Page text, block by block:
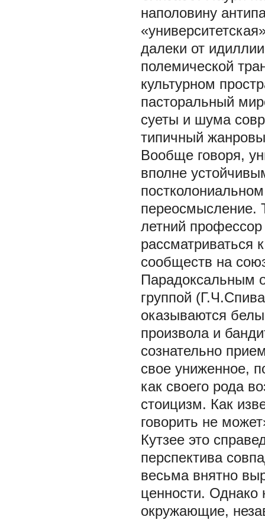
наполовину
далеки от
полемической
культурном
пасторальный
суеты и шума
типичный
Вообще говоря,
вполне
переосмысление.
летний
рассматриваться
сообществ на
Парадоксальным
группой
оказываются
произвола и
сознательно
свое униженное,
как своего рода
стоицизм. Как
говорить не
Кутзее это
перспектива
весьма внятно
ценности. Однако
окружающие,